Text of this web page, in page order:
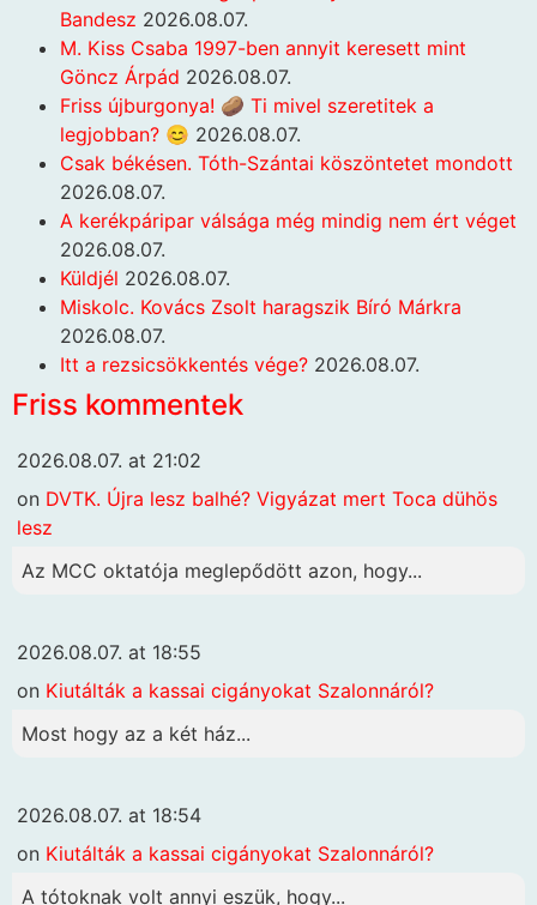
Bandesz 2026.08.07.
M. Kiss Csaba 1997-ben annyit keresett mint
Göncz Árpád 2026.08.07.
Friss újburgonya! 🥔 Ti mivel szeretitek a
legjobban? 😊 2026.08.07.
Csak békésen. Tóth-Szántai köszöntetet mondott
2026.08.07.
A kerékpáripar válsága még mindig nem ért véget
2026.08.07.
Küldjél 2026.08.07.
Miskolc. Kovács Zsolt haragszik Bíró Márkra
2026.08.07.
Itt a rezsicsökkentés vége? 2026.08.07.
Friss kommentek
2026.08.07. at 21:02
on DVTK. Újra lesz balhé? Vigyázat mert Toca dühös
lesz
Az MCC oktatója meglepődött azon, hogy...
2026.08.07. at 18:55
on Kiutálták a kassai cigányokat Szalonnáról?
Most hogy az a két ház...
2026.08.07. at 18:54
on Kiutálták a kassai cigányokat Szalonnáról?
A tótoknak volt annyi eszük, hogy...